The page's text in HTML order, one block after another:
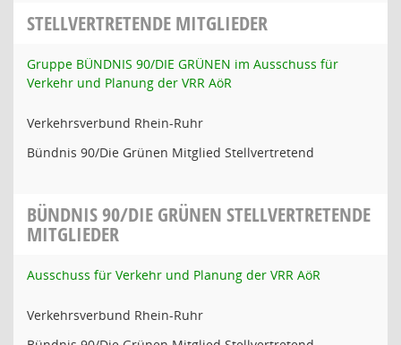
STELLVERTRETENDE MITGLIEDER
Gruppe BÜNDNIS 90/DIE GRÜNEN im Ausschuss für
Verkehr und Planung der VRR AöR
Verkehrsverbund Rhein-Ruhr
Bündnis 90/Die Grünen Mitglied Stellvertretend
BÜNDNIS 90/DIE GRÜNEN STELLVERTRETENDE
MITGLIEDER
Ausschuss für Verkehr und Planung der VRR AöR
Verkehrsverbund Rhein-Ruhr